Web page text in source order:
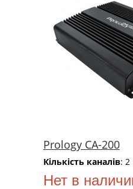
Prology CA-200
Кількість каналів: 2
Нет в